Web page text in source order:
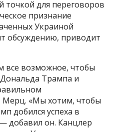
точкой для переговоров
признание
Украиной
обсуждению, приводит
все возможное, чтобы
Трампа и
Мерц. «Мы хотим, чтобы
добился успеха в
добавил он. Канцлер